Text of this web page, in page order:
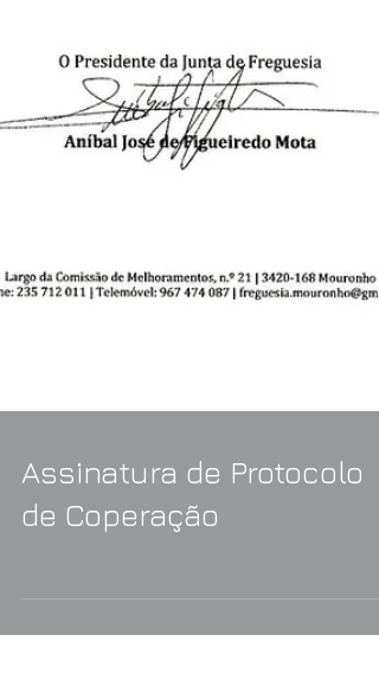
Assinatura de Protocolo